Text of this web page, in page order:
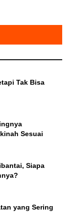
Tak Bisa
Sesuai
Siapa
yang Sering